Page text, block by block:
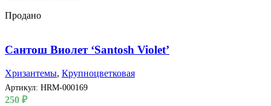
Продано
Сантош Виолет ‘Santosh Violet’
Хризантемы, Крупноцветковая
Артикул: HRM-000169
250 ₽